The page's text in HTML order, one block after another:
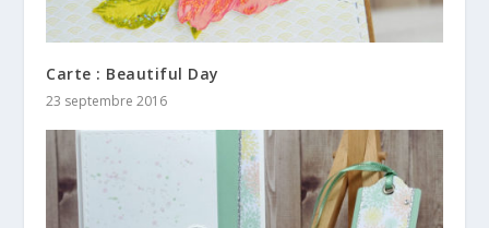
Carte : Beautiful Day
23 septembre 2016